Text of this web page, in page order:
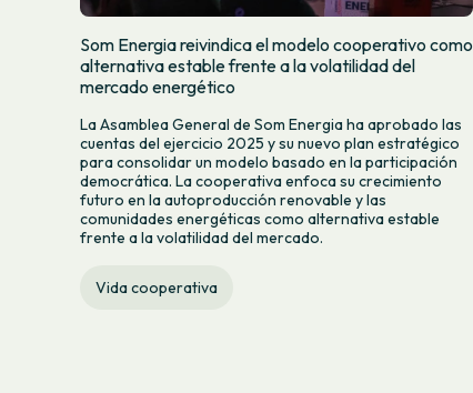
Som Energia reivindica el modelo cooperativo como
alternativa estable frente a la volatilidad del
mercado energético
La Asamblea General de Som Energia ha aprobado las
cuentas del ejercicio 2025 y su nuevo plan estratégico
para consolidar un modelo basado en la participación
democrática. La cooperativa enfoca su crecimiento
futuro en la autoproducción renovable y las
comunidades energéticas como alternativa estable
frente a la volatilidad del mercado.
Vida cooperativa